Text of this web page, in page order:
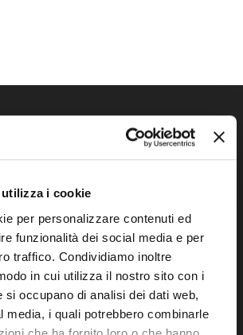
i cookie
per personalizzare contenuti ed
funzionalità dei social media e per
traffico. Condividiamo inoltre
in cui utilizza il nostro sito con i
si occupano di analisi dei dati web,
media, i quali potrebbero combinarle
Via San Carlo 5
41121 Modena (MO)
P.I. 00641060363
tel. 059.421211